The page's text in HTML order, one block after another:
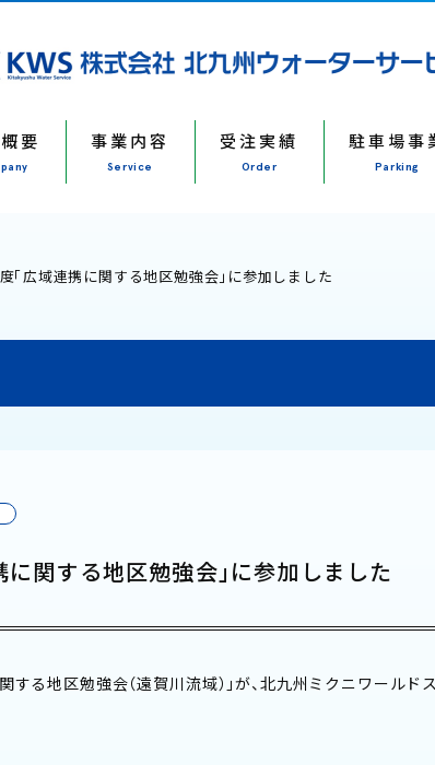
要 事業内容
Service
受注実績
Order
駐車場事
Parking
「広域連携に関する地区勉強会」に参加しました
に関する地区勉強会」に参加しました
る地区勉強会（遠賀川流域）」が、北九州ミクニワールド